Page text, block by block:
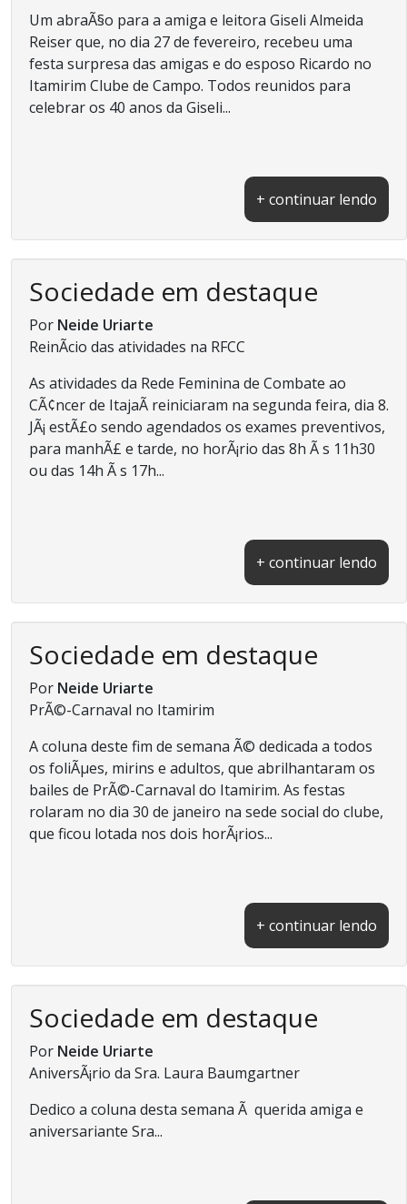
Um abraÃ§o para a amiga e leitora Giseli Almeida
Reiser que, no dia 27 de fevereiro, recebeu uma
festa surpresa das amigas e do esposo Ricardo no
Itamirim Clube de Campo. Todos reunidos para
celebrar os 40 anos da Giseli...
+ continuar lendo
Sociedade em destaque
Por Neide Uriarte
ReinÃ­cio das atividades na RFCC
As atividades da Rede Feminina de Combate ao
CÃ¢ncer de ItajaÃ­ reiniciaram na segunda feira, dia 8.
JÃ¡ estÃ£o sendo agendados os exames preventivos,
para manhÃ£ e tarde, no horÃ¡rio das 8h Ã s 11h30
ou das 14h Ã s 17h...
+ continuar lendo
Sociedade em destaque
Por Neide Uriarte
PrÃ©-Carnaval no Itamirim
A coluna deste fim de semana Ã© dedicada a todos
os foliÃµes, mirins e adultos, que abrilhantaram os
bailes de PrÃ©-Carnaval do Itamirim. As festas
rolaram no dia 30 de janeiro na sede social do clube,
que ficou lotada nos dois horÃ¡rios...
+ continuar lendo
Sociedade em destaque
Por Neide Uriarte
AniversÃ¡rio da Sra. Laura Baumgartner
Dedico a coluna desta semana Ã querida amiga e
aniversariante Sra...